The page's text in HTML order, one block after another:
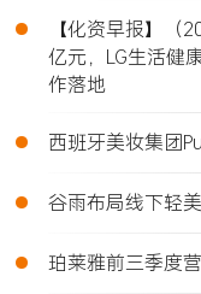
•
【化资早报】（
亿元，LG生活健
作落地
• 西班牙美妆集团
• 谷雨布局线下轻
• 珀莱雅前三季度